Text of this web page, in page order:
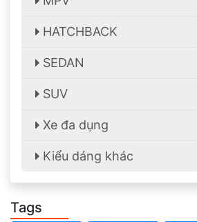
HATCHBACK
SEDAN
SUV
Xe đa dụng
Kiểu dáng khác
Tags